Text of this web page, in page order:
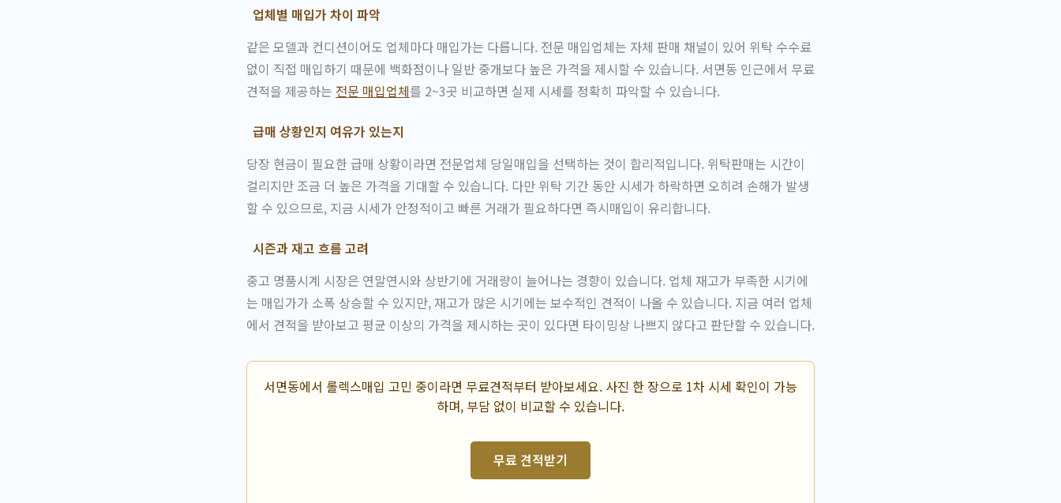
업체별 매입가 차이 파악
같은 모델과 컨디션이어도 업체마다 매입가는 다릅니다. 전문 매입업체는 자체 판매 채널이 있어 위탁 수수료
없이 직접 매입하기 때문에 백화점이나 일반 중개보다 높은 가격을 제시할 수 있습니다. 서면동 인근에서 무료
견적을 제공하는 전문 매입업체를 2~3곳 비교하면 실제 시세를 정확히 파악할 수 있습니다.
급매 상황인지 여유가 있는지
당장 현금이 필요한 급매 상황이라면 전문업체 당일매입을 선택하는 것이 합리적입니다. 위탁판매는 시간이
걸리지만 조금 더 높은 가격을 기대할 수 있습니다. 다만 위탁 기간 동안 시세가 하락하면 오히려 손해가 발생
할 수 있으므로, 지금 시세가 안정적이고 빠른 거래가 필요하다면 즉시매입이 유리합니다.
시즌과 재고 흐름 고려
중고 명품시계 시장은 연말연시와 상반기에 거래량이 늘어나는 경향이 있습니다. 업체 재고가 부족한 시기에
는 매입가가 소폭 상승할 수 있지만, 재고가 많은 시기에는 보수적인 견적이 나올 수 있습니다. 지금 여러 업체
에서 견적을 받아보고 평균 이상의 가격을 제시하는 곳이 있다면 타이밍상 나쁘지 않다고 판단할 수 있습니다.
서면동에서 롤렉스매입 고민 중이라면 무료견적부터 받아보세요. 사진 한 장으로 1차 시세 확인이 가능
하며, 부담 없이 비교할 수 있습니다.
무료 견적받기